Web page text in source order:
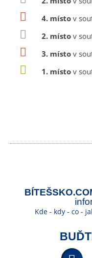
4. místo v
2. místo v
3. místo v
1. místo v
Kde - kdy - co -